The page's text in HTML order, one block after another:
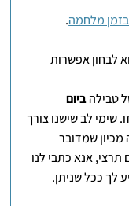
מלחמה.
לבחון אפשרות
טבילהביום
שימי לב שישנו צורך
מכיון שמדובר
אנא כתבי לנו
לך ככל שניתן.